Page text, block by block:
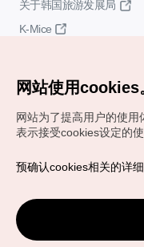
关于韩国旅游发展局
K-Mice
Copyrights (c) 韩国旅
VISITKOREA官方邮箱
chnsim@knto.or.kr
网站使用cookies
网站为了提高用户的使用
表示接受cookies设定的使
预确认cookies相关的详